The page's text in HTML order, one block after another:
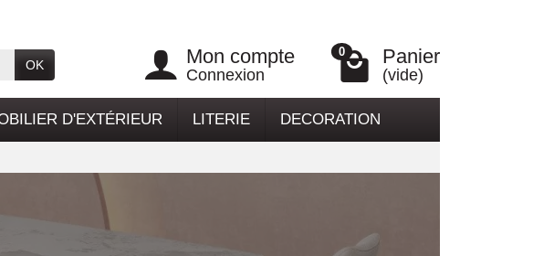
OK Mon compte
Connexion
0 Panier
(vide)
D'EXTÉRIEUR LITERIE DECORATION